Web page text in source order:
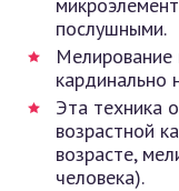
послушными.
кардинально
Эта техника
возрастной
возрасте,
человека).